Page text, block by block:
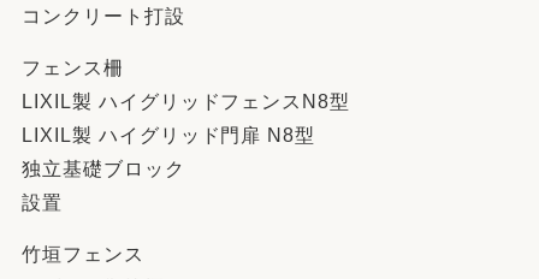
コンクリート打設
フェンス柵
LIXIL製 ハイグリッドフェンスN8型
LIXIL製 ハイグリッド門扉 N8型
独立基礎ブロック
設置
竹垣フェンス